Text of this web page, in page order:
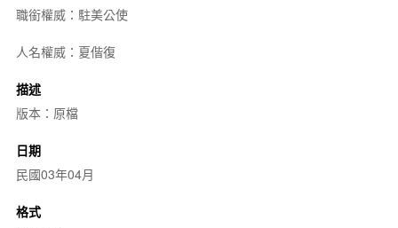
職銜權威：駐美公使
人名權威：夏偕復
描述
版本：原檔
日期
民國03年04月
格式